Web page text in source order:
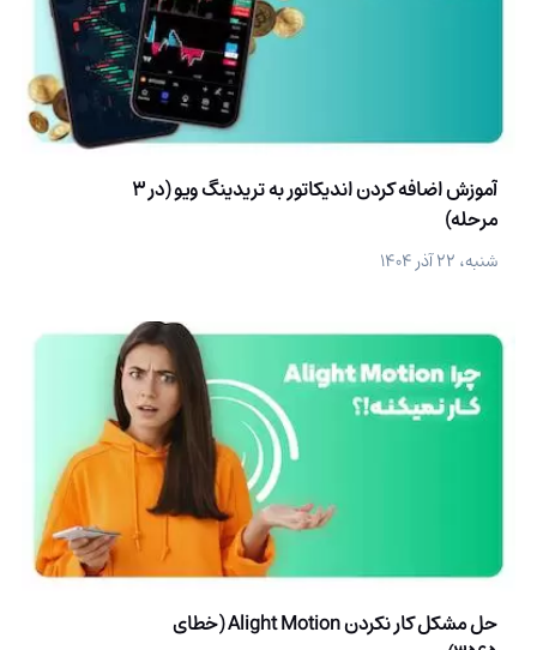
آموزش اضافه کردن اندیکاتور به تریدینگ ویو (در 3
مرحله)
شنبه، ۲۲ آذر ۱۴۰۴
حل مشکل کار نکردن Alight Motion (خطای